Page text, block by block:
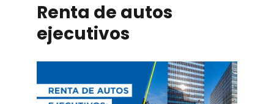
Renta de autos
ejecutivos